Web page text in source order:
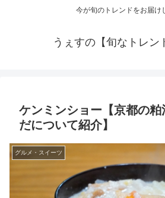
今が旬のトレンドをお届け
うぇすの【旬なトレン
ケンミンショー【京都の粕
だについて紹介】
グルメ・スイーツ